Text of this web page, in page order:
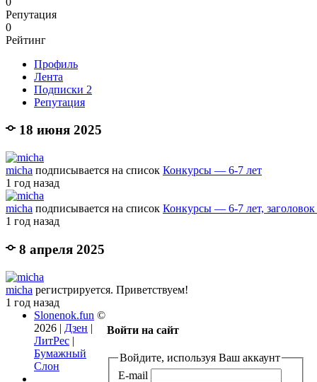
Репутация
0
Рейтинг
Профиль
Лента
Подписки 2
Репутация
18 июня 2025
micha подписывается на список Конкурсы — 6-7 лет
1 год назад
micha подписывается на список Конкурсы — 6-7 лет,
1 год назад
8 апреля 2025
micha регистрируется. Приветствуем!
1 год назад
Войти на сайт
Войдите, используя Ваш аккаунт
E-mail
Slonenok.fun ©
2026 | Дзен |
ЛитРес |
Бумажный
Слон